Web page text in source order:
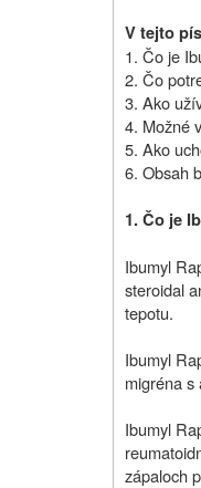
V tejto
1. Čo je
2. Čo
3. Ako
4. Možné
5. Ako
6. Obsah
1.Čo je
Ibumyl
steroidal
tepotu.
Ibumyl
migréna s
Ibumyl
zápaloch